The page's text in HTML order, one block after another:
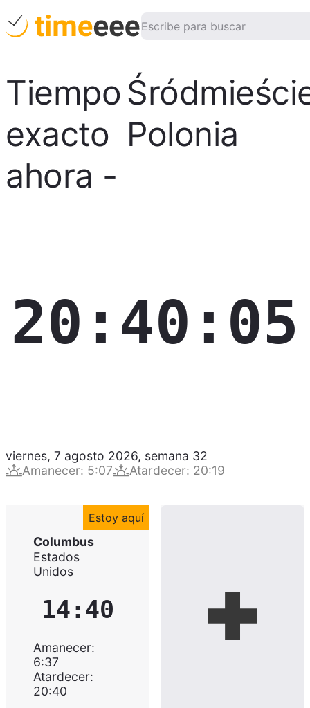
Tiempo
exacto
ahora -
Polonia
20:40:06
viernes, 7 agosto 2026, semana 32
Amanecer: 5:07 Atardecer: 20:19
Estoy aquí
Columbus
Estados
Unidos
14:40
Amanecer:
6:37
Atardecer:
20:40